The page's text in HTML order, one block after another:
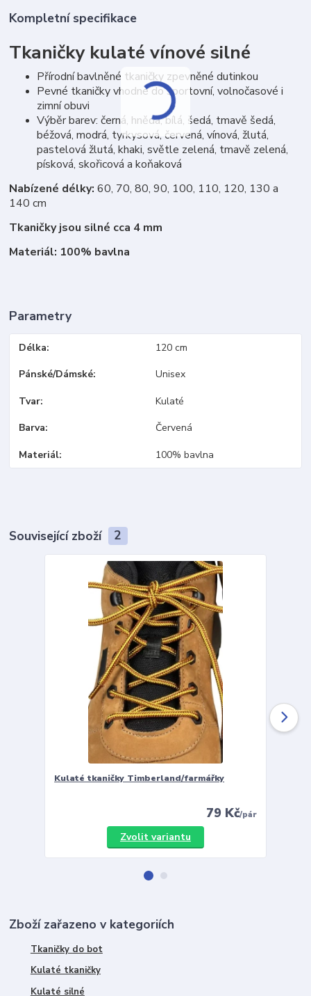
Kompletní specifikace
Tkaničky kulaté vínové silné
Přírodní bavlněné tkaničky zpevněné dutinkou
Pevné tkaničky vhodné do sportovní, volnočasové i
zimní obuvi
Výběr barev: černá, hnědá, bílá, šedá, tmavě šedá,
béžová, modrá, tyrkysová, červená, vínová, žlutá,
pastelová žlutá, khaki, světle zelená, tmavě zelená,
písková, skořicová a koňaková
Nabízené délky: 60, 70, 80, 90, 100, 110, 120, 130 a
140 cm
Tkaničky jsou silné cca 4 mm
Materiál: 100% bavlna
Parametry
Délka 120 cm
Pánské/Dámské Unisex
Tvar Kulaté
Barva Červená
Materiál 100% bavlna
Související zboží 2
Kulaté tkaničky Timberland/farmářky
79 Kč/pár
Zvolit variantu
Zboží zařazeno v kategoriích
Tkaničky do bot
Kulaté tkaničky
Kulaté silné